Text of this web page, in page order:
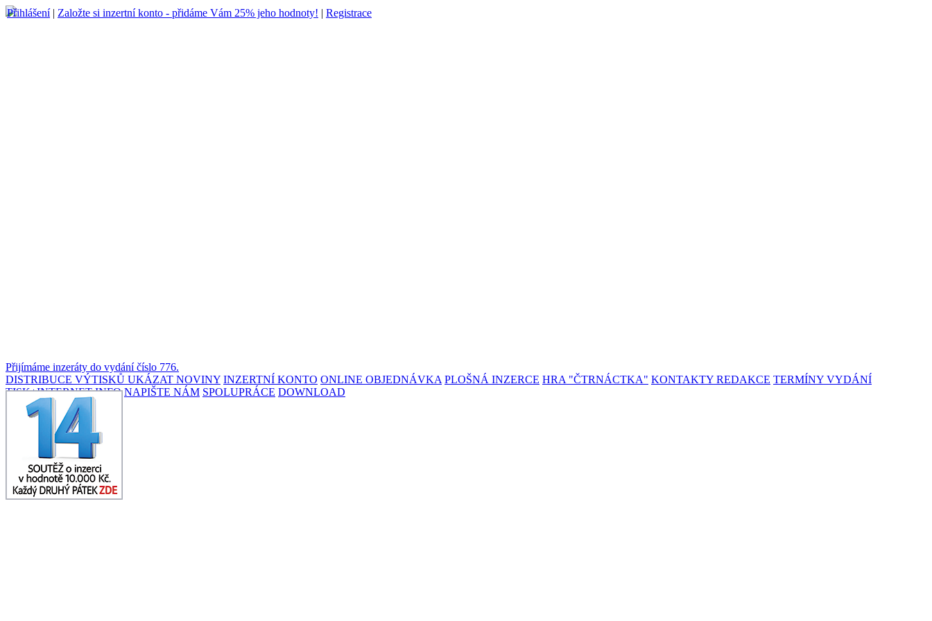
Přihlášení| Založte si inzertní konto - přidáme Vám 25% jeho hodnoty! | Registrace
Přijímáme inzeráty do vydání číslo 776.
DISTRIBUCE VÝTISKŮ UKÁZAT NOVINY INZERTNÍ KONTO ONLINE OBJEDNÁVKA PLOŠNÁ INZERCE HRA "ČTRNÁCTKA" KONTAKTY REDAKCE TERMÍNY VYDÁNÍ
TISK+INTERNET INFO NAPIŠTE NÁM SPOLUPRÁCE DOWNLOAD